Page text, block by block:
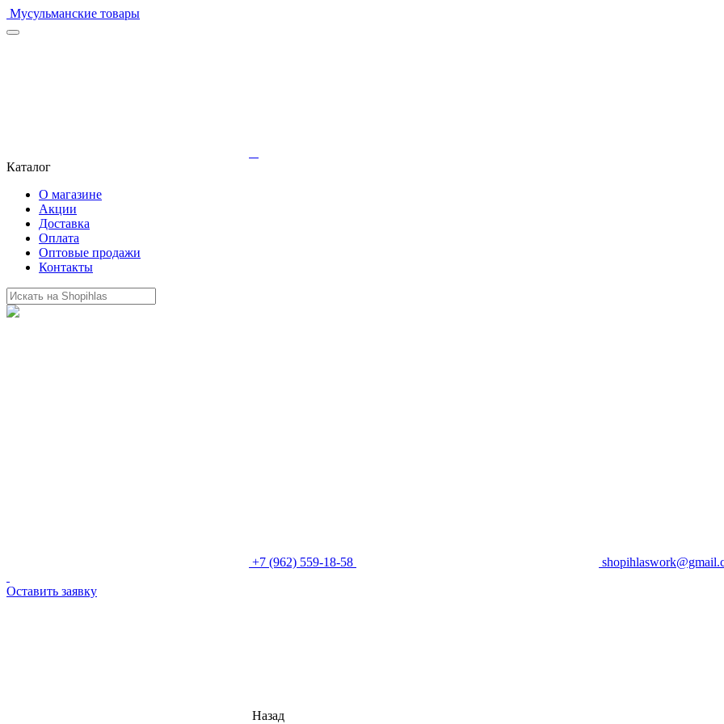
Мусульманские товары
Каталог
О магазине
Акции
Доставка
Оплата
Оптовые продажи
Контакты
+7 (962) 559-18-58
Оставить заявку
Назад